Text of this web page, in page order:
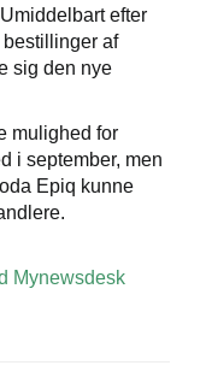
efter
af
sig den nye
mulighed for
i september, men
Epiq kunne
Mynewsdesk